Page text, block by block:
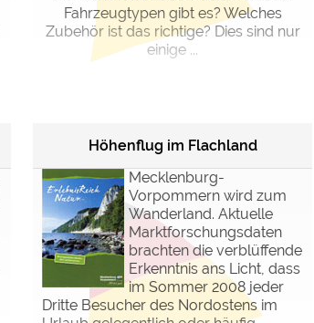
Fahrzeugtypen gibt es? Welches
Zubehör ist das richtige? Dies sind nur
einige ...
Höhenflug im Flachland
Mecklenburg-
Vorpommern wird zum
Wanderland. Aktuelle
Marktforschungsdaten
brachten die verblüffende
Erkenntnis ans Licht, dass
im Sommer 2008 jeder
Dritte Besucher des Nordostens im